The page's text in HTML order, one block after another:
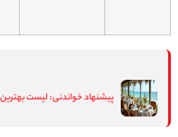
پیشنهاد خواندنی:لیست